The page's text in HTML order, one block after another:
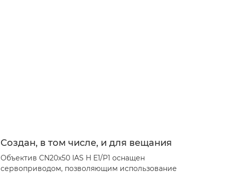
Создан, в том числе, и для вещания
Объектив CN20x50 IAS H E1/P1 оснащен
сервоприводом, позволяющим использование